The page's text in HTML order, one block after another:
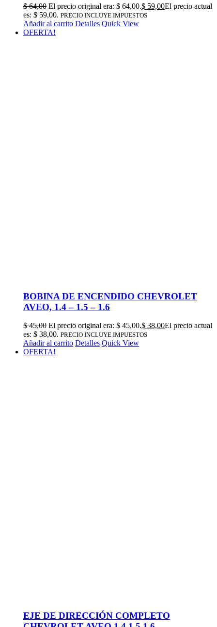
$64,00 El precio original era: $ 64,00.$ 59,00El precio actual
es: $ 59,00. PRECIO INCLUYE IMPUESTOS
Añadir al carrito Detalles Quick View
OFERTA!
BOBINA DE ENCENDIDO CHEVROLET
AVEO, 1.4 – 1.5 – 1.6
$45,00 El precio original era: $ 45,00.$ 38,00El precio actual
es: $ 38,00. PRECIO INCLUYE IMPUESTOS
Añadir al carrito Detalles Quick View
OFERTA!
EJE DE DIRECCIÓN COMPLETO